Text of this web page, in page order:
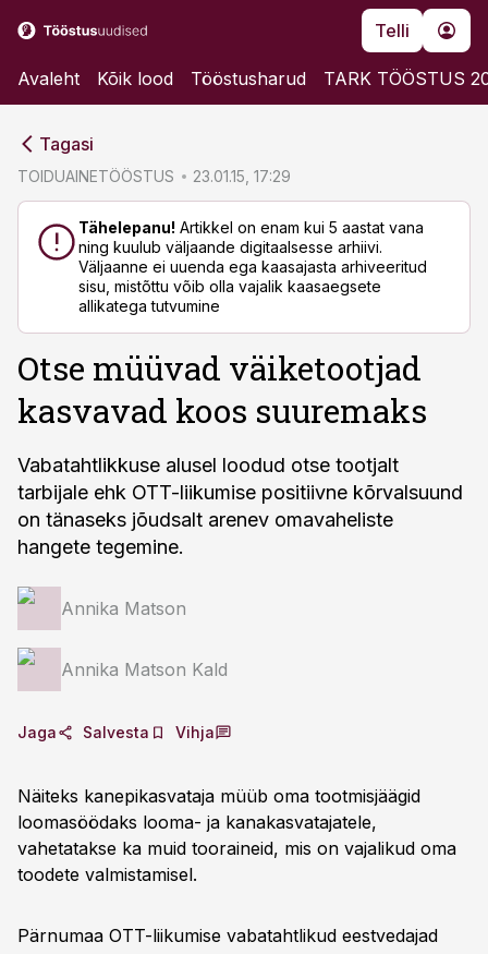
Telli
Avaleht Kõik lood Tööstusharud TARK TÖÖSTUS
Tagasi
TOIDUAINETÖÖSTUS 23.01.15, 17:29
Tähelepanu! Artikkel on enam kui 5 aastat vana
ning kuulub väljaande digitaalsesse arhiivi.
Väljaanne ei uuenda ega kaasajasta arhiveeritud
sisu, mistõttu võib olla vajalik kaasaegsete
allikatega tutvumine
Otse müüvad väiketootjad
kasvavad koos suuremaks
Vabatahtlikkuse alusel loodud otse tootjalt
tarbijale ehk OTT-liikumise positiivne kõrvalsuund
on tänaseks jõudsalt arenev omavaheliste
hangete tegemine.
Annika Matson
Annika Matson Kald
Jaga Salvesta Vihja
Näiteks kanepikasvataja müüb oma tootmisjäägid
loomasöödaks looma- ja kana­kasvatajatele,
vahetatakse ka muid tooraineid, mis on vajalikud oma
toodete valmistamisel.
Pärnumaa OTT-liikumise vabatahtlikud eestvedajad